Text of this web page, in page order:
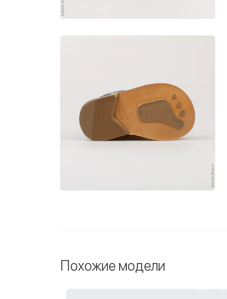
Похожие модели